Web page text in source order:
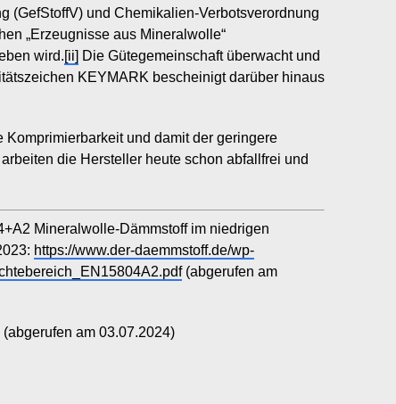
(GefStoffV) und Chemikalien-Verbotsverordnung
„Erzeugnisse aus Mineralwolle“
wird.[ii] Die Gütegemeinschaft überwacht und
KEYMARK bescheinigt darüber hinaus
und damit der geringere
die Hersteller heute schon abfallfrei und
Mineralwolle-Dämmstoff im niedrigen
https://www.der-daemmstoff.de/wp-
(abgerufen am
(abgerufen am 03.07.2024)